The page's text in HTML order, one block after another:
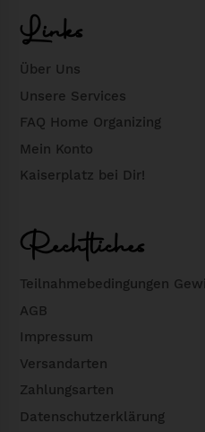
Links
Über Uns
Unsere Services
FAQ Home Organizing
Mein Konto
Kaiserplatz bei Dir!
Rechtliches
Teilnahmebedingungen
AGB
Impressum
Versandarten
Zahlungsarten
Datenschutzerklärung